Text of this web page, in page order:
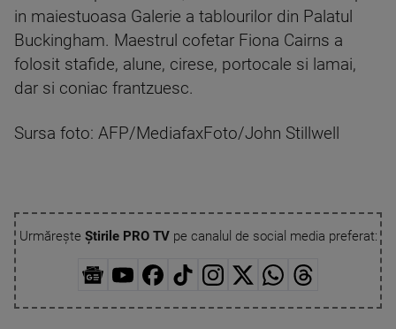
in maiestuoasa Galerie a tablourilor din Palatul
Buckingham. Maestrul cofetar Fiona Cairns a
folosit stafide, alune, cirese, portocale si lamai,
dar si coniac frantzuesc.
Sursa foto: AFP/MediafaxFoto/John Stillwell
Urmărește Știrile PRO TVpe canalul de social media preferat: